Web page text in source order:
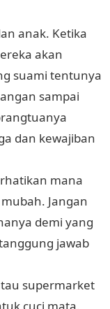
anak. Ketika
akan
suami tentunya
sampai
dan kewajiban
mana
Jangan
demi yang
jawab
supermarket